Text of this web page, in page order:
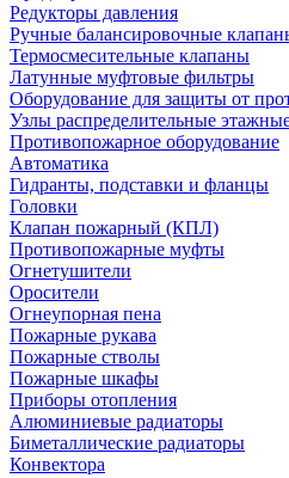
Редукторы давления
Ручные балансировочные
Термосмесительные клапаны
Латунные муфтовые фильтры
Оборудование для защиты от
Узлы распределительные
Противопожарное оборудование
Автоматика
Гидранты, подставки и фланцы
Головки
Клапан пожарный (КПЛ)
Противопожарные муфты
Огнетушители
Оросители
Огнеупорная пена
Пожарные рукава
Пожарные стволы
Пожарные шкафы
Приборы отопления
Алюминиевые радиаторы
Биметаллические радиаторы
Конвектора